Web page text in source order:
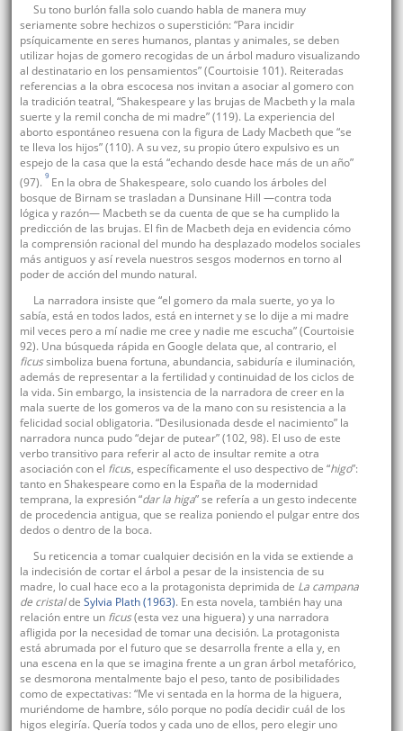
Su tono burlón falla solo cuando habla de manera muy
seriamente sobre hechizos o superstición: “Para incidir
psíquicamente en seres humanos, plantas y animales, se deben
utilizar hojas de gomero recogidas de un árbol maduro visualizando
al destinatario en los pensamientos” (Courtoisie 101). Reiteradas
referencias a la obra escocesa nos invitan a asociar al gomero con
la tradición teatral, “Shakespeare y las brujas de Macbeth y la mala
suerte y la remil concha de mi madre” (119). La experiencia del
aborto espontáneo resuena con la figura de Lady Macbeth que “se
te lleva los hijos” (110). A su vez, su propio útero expulsivo es un
espejo de la casa que la está “echando desde hace más de un año”
(97). 9 En la obra de Shakespeare, solo cuando los árboles del
bosque de Birnam se trasladan a Dunsinane Hill —contra toda
lógica y razón— Macbeth se da cuenta de que se ha cumplido la
predicción de las brujas. El fin de Macbeth deja en evidencia cómo
la comprensión racional del mundo ha desplazado modelos sociales
más antiguos y así revela nuestros sesgos modernos en torno al
poder de acción del mundo natural.
La narradora insiste que “el gomero da mala suerte, yo ya lo
sabía, está en todos lados, está en internet y se lo dije a mi madre
mil veces pero a mí nadie me cree y nadie me escucha” (Courtoisie
92). Una búsqueda rápida en Google delata que, al contrario, el
ficussimboliza buena fortuna, abundancia, sabiduría e iluminación,
además de representar a la fertilidad y continuidad de los ciclos de
la vida. Sin embargo, la insistencia de la narradora de creer en la
mala suerte de los gomeros va de la mano con su resistencia a la
felicidad social obligatoria. “Desilusionada desde el nacimiento” la
narradora nunca pudo “dejar de putear” (102, 98). El uso de este
verbo transitivo para referir al acto de insultar remite a otra
asociación con el ficus, específicamente el uso despectivo de “higo”:
tanto en Shakespeare como en la España de la modernidad
temprana, la expresión “dar la higa” se refería a un gesto indecente
de procedencia antigua, que se realiza poniendo el pulgar entre dos
dedos o dentro de la boca.
Su reticencia a tomar cualquier decisión en la vida se extiende a
la indecisión de cortar el árbol a pesar de la insistencia de su
madre, lo cual hace eco a la protagonista deprimida de La campana
de cristalde Sylvia Plath (1963). En esta novela, también hay una
relación entre un ficus(esta vez una higuera) y una narradora
afligida por la necesidad de tomar una decisión. La protagonista
está abrumada por el futuro que se desarrolla frente a ella y, en
una escena en la que se imagina frente a un gran árbol metafórico,
se desmorona mentalmente bajo el peso, tanto de posibilidades
como de expectativas: “Me vi sentada en la horma de la higuera,
muriéndome de hambre, sólo porque no podía decidir cuál de los
higos elegiría. Quería todos y cada uno de ellos, pero elegir uno